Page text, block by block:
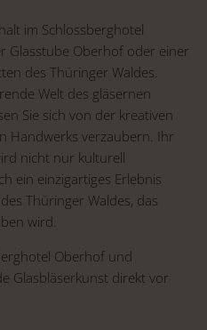
im Schlossberghotel
Glasstube Oberhof oder einer
des Thüringer Waldes.
Welt des gläsernen
Sie sich von der kreativen
Handwerks verzaubern. Ihr
nicht nur kulturell
ein einzigartiges Erlebnis
Thüringer Waldes, das
wird.
Oberhof und
Glasbläserkunst direkt vor